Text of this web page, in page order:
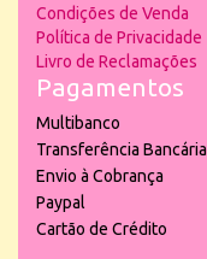
Condições de Venda
Política de Privacidade
Livro de Reclamações
Pagamentos
Multibanco
Transferência Bancária
Envio à Cobrança
Paypal
Cartão de Crédito